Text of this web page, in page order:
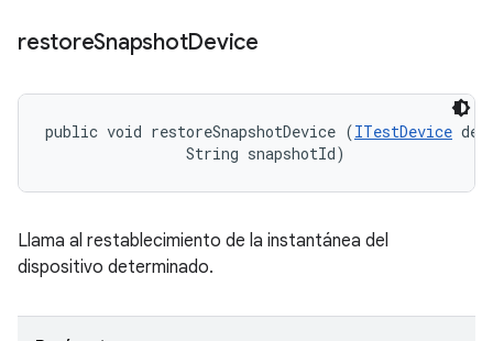
restoreSnapshotDevice
public void restoreSnapshotDevice (ITestDevice
                String snapshotId)
Llama al restablecimiento de la instantánea del
dispositivo determinado.